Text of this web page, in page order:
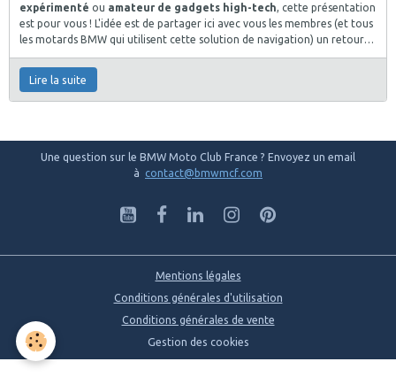
expérimenté ou amateur de gadgets high-tech, cette présentation
est pour vous ! L'idée est de partager ici avec vous les membres (et tous
les motards BMW qui utilisent cette solution de navigation) un retour
d'expérience sans prétentions autres que de découvrir, comprendre un
peu mieux et se faire plaisir
lunettes intelligentes BMW Motorrad
l'univers des dispositifsConnectedetla technologie wearabledédiée
Lire la suite
Une question sur le BMW Moto Club France ? Envoyez un email
à contact@bmwmcf.com
Mentions légales
Conditions générales d'utilisation
Conditions générales de vente
Gestion des cookies